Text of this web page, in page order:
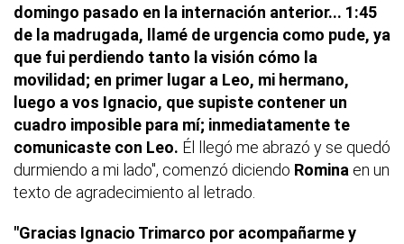
domingo pasado en la internación anterior... 1:45
de la madrugada, llamé de urgencia como pude, ya
que fui perdiendo tanto la visión cómo la
movilidad; en primer lugar a Leo, mi hermano,
luego a vos Ignacio, que supiste contener un
cuadro imposible para mí; inmediatamente te
comunicaste con Leo. Él llegó me abrazó y se quedó
durmiendo a mi lado", comenzó diciendo Romina en un
texto de agradecimiento al letrado.
"Gracias Ignacio Trimarco por acompañarme y